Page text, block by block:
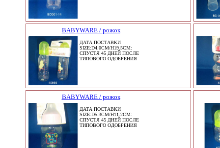
BABYWARE / рожок
ДАТА ПОСТАВКИ
SIZE:D4.0CM/H19.5CM:
СПУСТЯ 45 ДНЕЙ ПОСЛЕ
ТИПОВОГО ОДОБРЕНИЯ
BABYWARE / рожок
ДАТА ПОСТАВКИ
SIZE:D5.3CM/H11.2CM:
СПУСТЯ 45 ДНЕЙ ПОСЛЕ
ТИПОВОГО ОДОБРЕНИЯ